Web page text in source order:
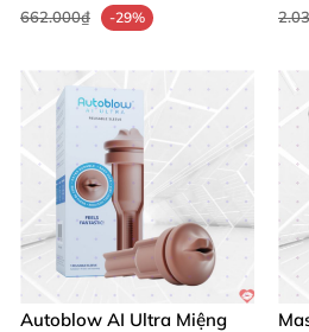
662.000₫ -29%
Autoblow AI Ultra Miệng